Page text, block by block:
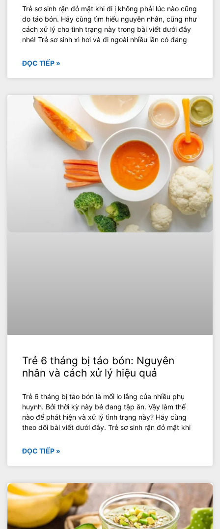
Trẻ sơ sinh rặn đỏ mặt khi đi ị không phải lúc nào cũng
do táo bón. Hãy cùng tìm hiểu nguyên nhân, cũng như
cách xử lý cho tình trạng này trong bài viết dưới đây
nhé! Trẻ sơ sinh xì hơi và đi ngoài nhiều lần có đáng
ĐỌC TIẾP »
Trẻ 6 tháng bị táo bón: Nguyên
nhân và cách xử lý hiệu quả
Trẻ 6 tháng bị táo bón là mối lo lắng của nhiều phụ
huynh. Bởi thời kỳ này bé đang tập ăn. Vậy làm thế
nào để phát hiện và xử lý tình trạng này? Hãy cùng
theo dõi bài viết dưới đây. Trẻ sơ sinh rặn đỏ mặt khi
ĐỌC TIẾP »